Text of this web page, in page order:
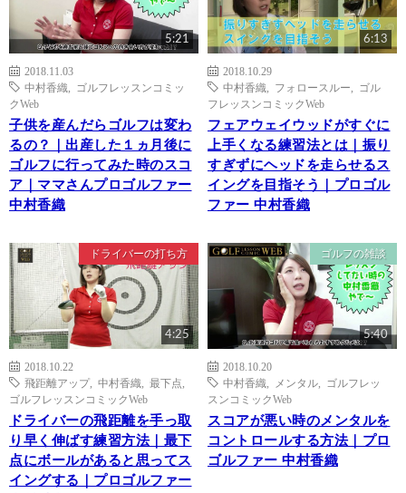
5:21
2018.11.03
中村香織
ゴルフレッスンコミッ
クWeb
子供を産んだらゴルフは変わ
るの？｜出産した１ヵ月後に
ゴルフに行ってみた時のスコ
ア｜ママさんプロゴルファー
中村香織
6:13
2018.10.29
中村香織
フォロースルー
ゴル
フレッスンコミックWeb
フェアウェイウッドがすぐに
上手くなる練習法とは｜振り
すぎずにヘッドを走らせるス
イングを目指そう｜プロゴル
ファー 中村香織
ドライバーの打ち方
4:25
2018.10.22
飛距離アップ, 中村香織 最下点
ゴルフレッスンコミックWeb
ドライバーの飛距離を手っ取
り早く伸ばす練習方法｜最下
点にボールがあると思ってス
イングする｜プロゴルファー
ゴルフの雑談
5:40
2018.10.20
中村香織
メンタル
ゴルフレッ
スンコミックWeb
スコアが悪い時のメンタルを
コントロールする方法｜プロ
ゴルファー 中村香織